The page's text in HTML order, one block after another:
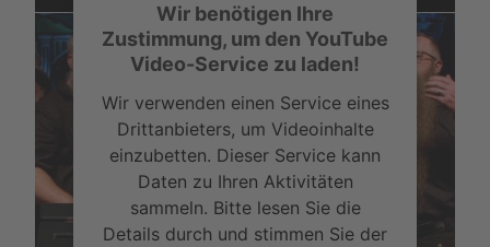
Wir benötigen Ihre
Zustimmung, um den YouTube
Video-Service zu laden!
Wir verwenden einen Service eines
Drittanbieters, um Videoinhalte
einzubetten. Dieser Service kann
Daten zu Ihren Aktivitäten
sammeln. Bitte lesen Sie die
Details durch und stimmen Sie der